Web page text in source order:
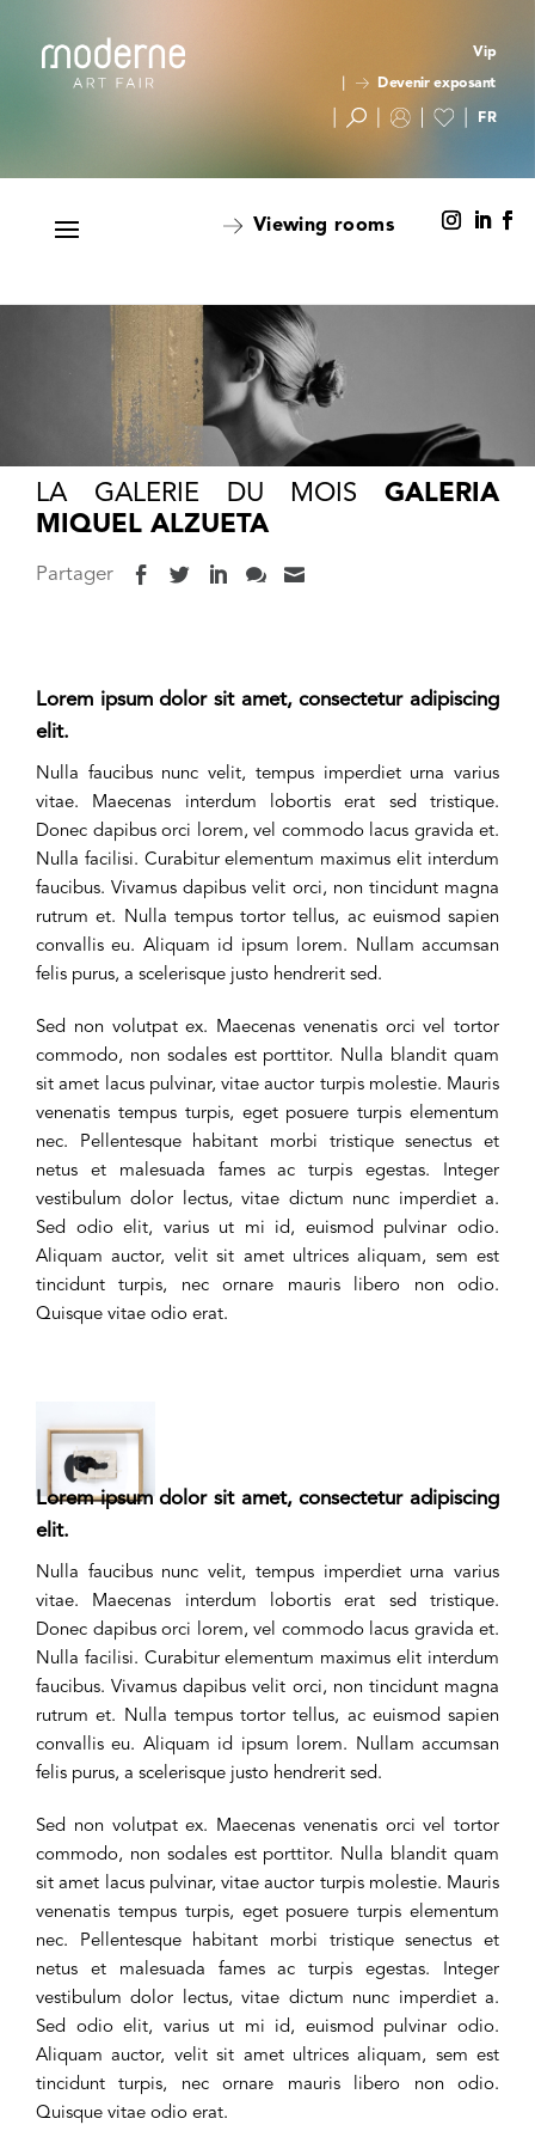
Vip
Devenir exposant
Viewing rooms
LA GALERIE DU MOIS GALERIA
MIQUEL ALZUETA
Partager facebook
twitterlinkedin
chatemail
Lorem ipsum dolor sit amet, consectetur adipiscing
elit.
Nulla faucibus nunc velit, tempus imperdiet urna varius
vitae. Maecenas interdum lobortis erat sed tristique.
Donec dapibus orci lorem, vel commodo lacus gravida et.
Nulla facilisi. Curabitur elementum maximus elit interdum
faucibus. Vivamus dapibus velit orci, non tincidunt magna
rutrum et. Nulla tempus tortor tellus, ac euismod sapien
convallis eu. Aliquam id ipsum lorem. Nullam accumsan
felis purus, a scelerisque justo hendrerit sed.
Sed non volutpat ex. Maecenas venenatis orci vel tortor
commodo, non sodales est porttitor. Nulla blandit quam
sit amet lacus pulvinar, vitae auctor turpis molestie. Mauris
venenatis tempus turpis, eget posuere turpis elementum
nec. Pellentesque habitant morbi tristique senectus et
netus et malesuada fames ac turpis egestas. Integer
vestibulum dolor lectus, vitae dictum nunc imperdiet a.
Sed odio elit, varius ut mi id, euismod pulvinar odio.
Aliquam auctor, velit sit amet ultrices aliquam, sem est
tincidunt turpis, nec ornare mauris libero non odio.
Quisque vitae odio erat.
Lorem ipsum dolor sit amet, consectetur adipiscing
elit.
Nulla faucibus nunc velit, tempus imperdiet urna varius
vitae. Maecenas interdum lobortis erat sed tristique.
Donec dapibus orci lorem, vel commodo lacus gravida et.
Nulla facilisi. Curabitur elementum maximus elit interdum
faucibus. Vivamus dapibus velit orci, non tincidunt magna
rutrum et. Nulla tempus tortor tellus, ac euismod sapien
convallis eu. Aliquam id ipsum lorem. Nullam accumsan
felis purus, a scelerisque justo hendrerit sed.
Sed non volutpat ex. Maecenas venenatis orci vel tortor
commodo, non sodales est porttitor. Nulla blandit quam
sit amet lacus pulvinar, vitae auctor turpis molestie. Mauris
venenatis tempus turpis, eget posuere turpis elementum
nec. Pellentesque habitant morbi tristique senectus et
netus et malesuada fames ac turpis egestas. Integer
vestibulum dolor lectus, vitae dictum nunc imperdiet a.
Sed odio elit, varius ut mi id, euismod pulvinar odio.
Aliquam auctor, velit sit amet ultrices aliquam, sem est
tincidunt turpis, nec ornare mauris libero non odio.
Quisque vitae odio erat.